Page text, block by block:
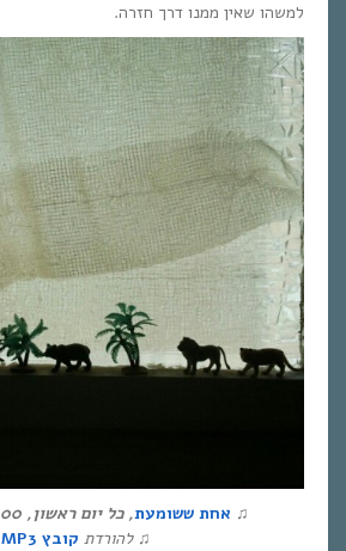
למשהו שאין ממנו דרך חזרה.
♫ אחת ששומעת,כל יום ראשון, 12:00-14:00
♫ להורדת קובץ MP3